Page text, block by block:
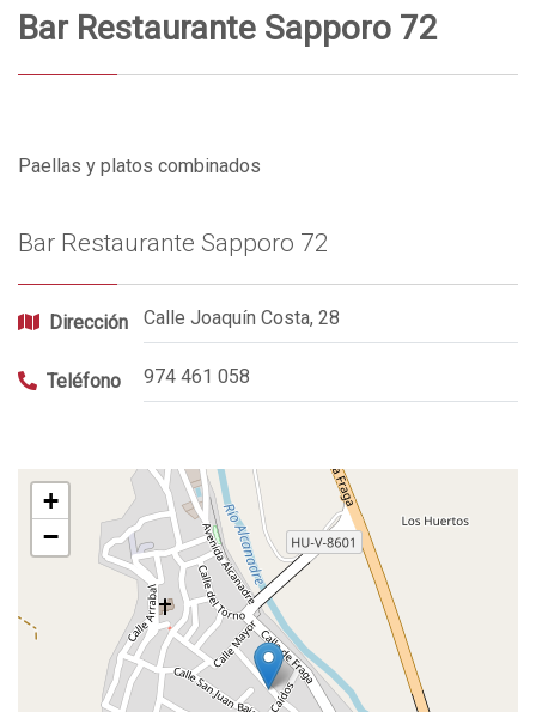
Bar Restaurante Sapporo 72
Paellas y platos combinados
Bar Restaurante Sapporo 72
Dirección Calle Joaquín Costa, 28
Teléfono 974 461 058
+
−